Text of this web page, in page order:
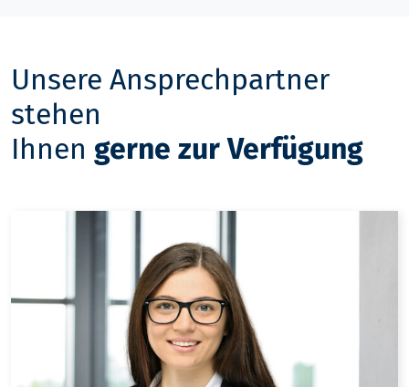
Unsere Ansprechpartner
stehen
Ihnen gerne zur Verfügung